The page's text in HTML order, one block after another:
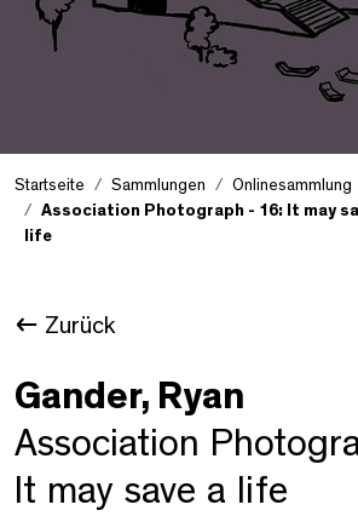
Startseite Sammlungen
Onlinesammlung
Association Photograph - 16: It may
life
Zurück
Gander, Ryan
Association
It may save a life